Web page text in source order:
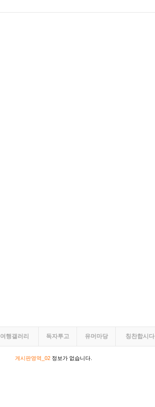
여행갤러리 독자투고 유머마당 칭찬합시다
게시판영역_02정보가 없습니다.